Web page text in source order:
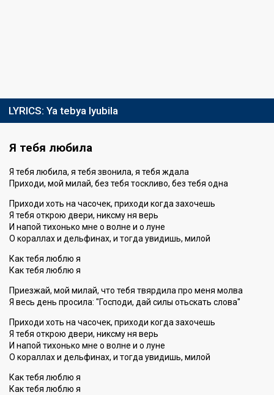
LYRICS: Ya tebya lyubila
Я тебя любила
Я тебя любила, я тебя звонила, я тебя ждала
Приходи, мой милай, без тебя тоскливо, без тебя одна
Приходи хоть на часочек, приходи когда захочешь
Я тебя открою двери, никсму ня верь
И напой тихонько мне о волне и о луне
О кораллах и дельфинах, и тогда увидишь, милой
Как тебя люблю я
Как тебя люблю я
Приезжай, мой милай, что тебя твярдила про меня молва
Я весь день просила: "Господи, дай силы отьскать слова"
Приходи хоть на часочек, приходи когда захочешь
Я тебя открою двери, никсму ня верь
И напой тихонько мне о волне и о луне
О кораллах и дельфинах, и тогда увидишь, милой
Как тебя люблю я
Как тебя люблю я